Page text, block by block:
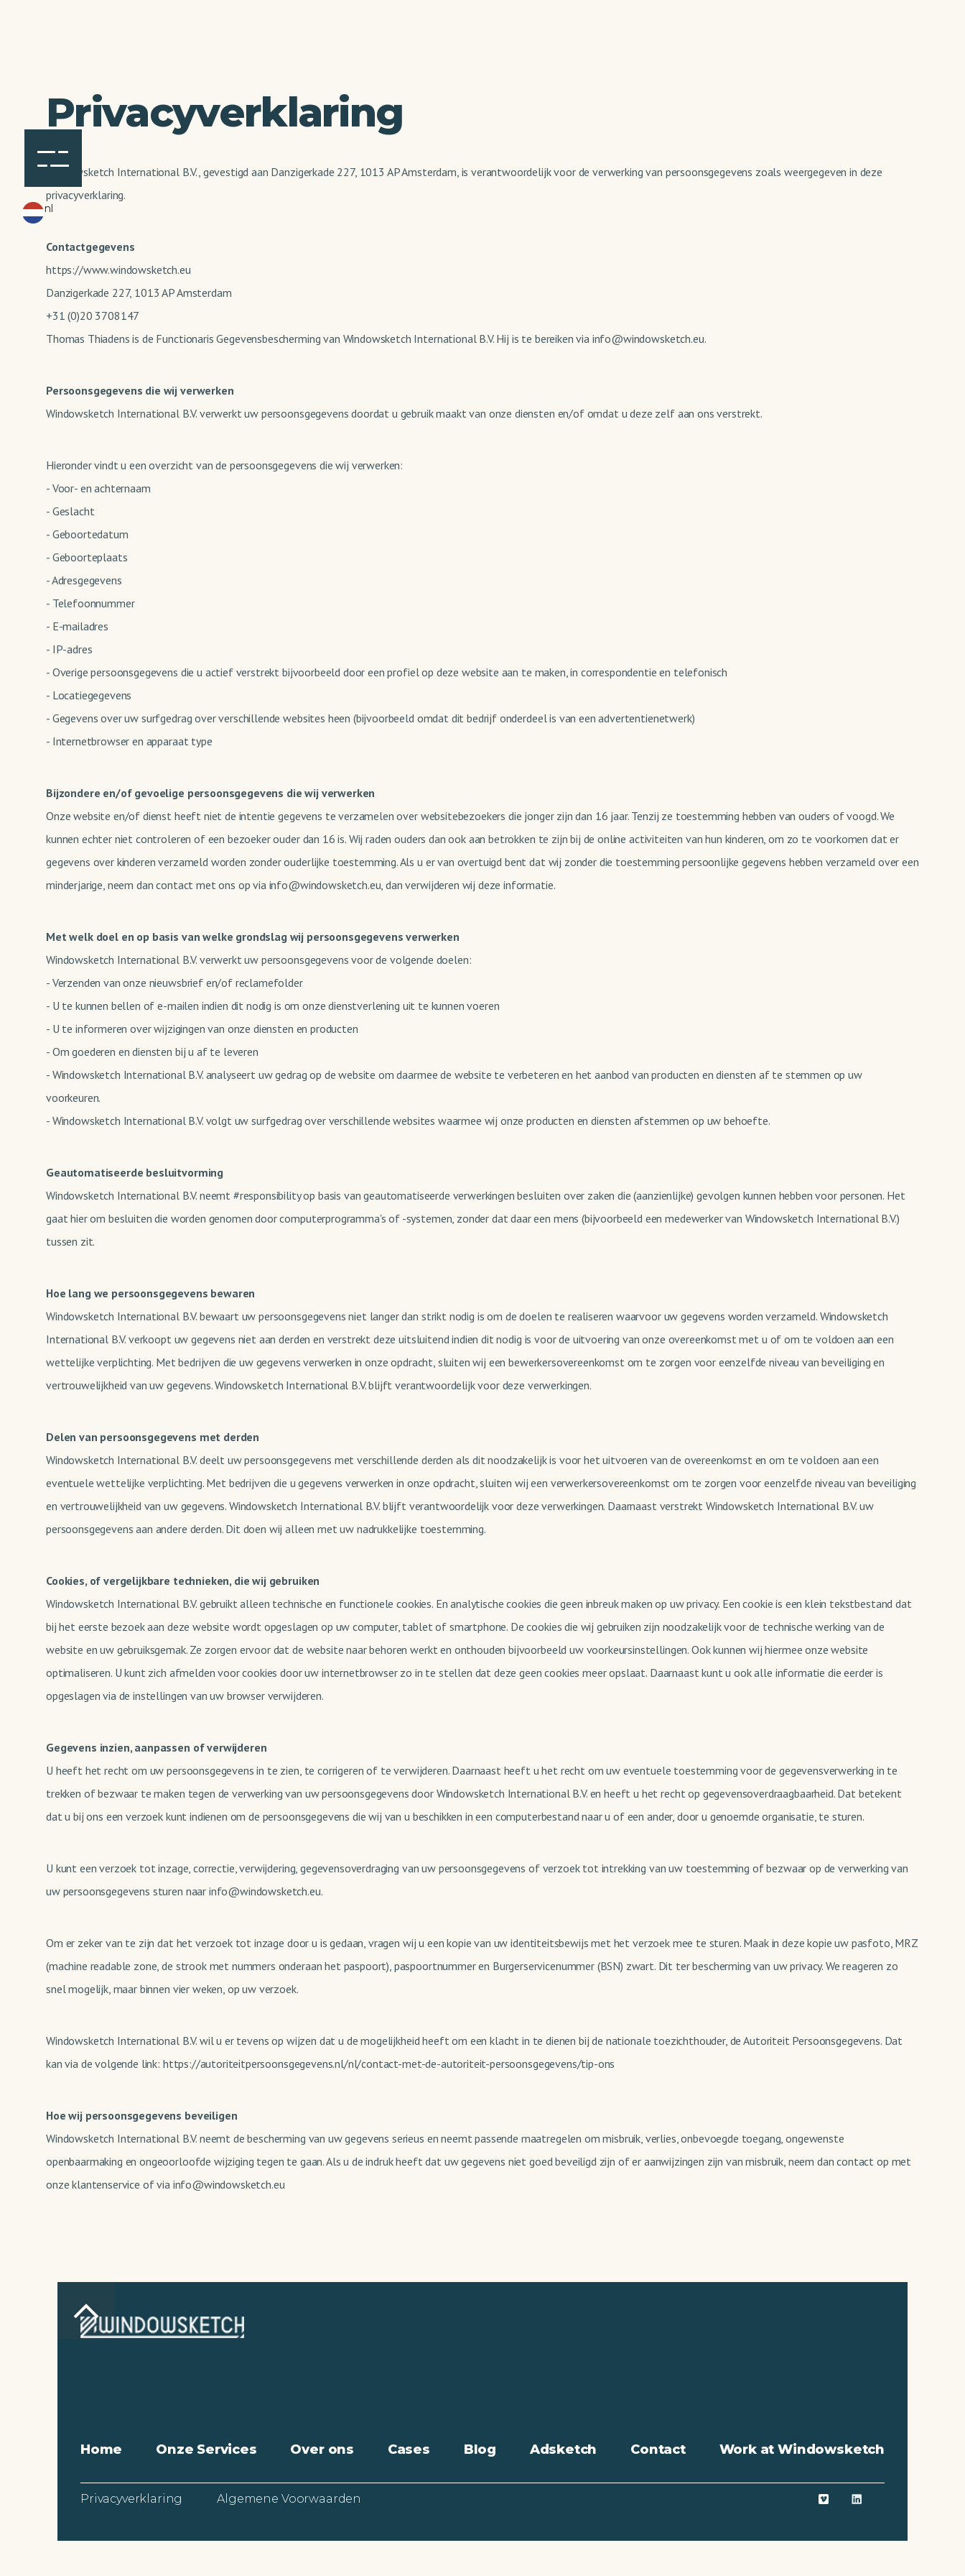
nl
Privacyverklaring
Windowsketch International B.V., gevestigd aan Danzigerkade 227, 1013 AP Amsterdam, is verantwoordelijk voor de verwerking van persoonsgegevens zoals weergegeven in deze
privacyverklaring.
Contactgegevens
https://www.windowsketch.eu
Danzigerkade 227, 1013 AP Amsterdam
+31 (0)20 3708147
Thomas Thiadens is de Functionaris Gegevensbescherming van Windowsketch International B.V. Hij is te bereiken via info@windowsketch.eu.
Persoonsgegevens die wij verwerken
Windowsketch International B.V. verwerkt uw persoonsgegevens doordat u gebruik maakt van onze diensten en/of omdat u deze zelf aan ons verstrekt.
Hieronder vindt u een overzicht van de persoonsgegevens die wij verwerken:
- Voor- en achternaam
- Geslacht
- Geboortedatum
- Geboorteplaats
- Adresgegevens
- Telefoonnummer
- E-mailadres
- IP-adres
- Overige persoonsgegevens die u actief verstrekt bijvoorbeeld door een profiel op deze website aan te maken, in correspondentie en telefonisch
- Locatiegegevens
- Gegevens over uw surfgedrag over verschillende websites heen (bijvoorbeeld omdat dit bedrijf onderdeel is van een advertentienetwerk)
- Internetbrowser en apparaat type
Bijzondere en/of gevoelige persoonsgegevens die wij verwerken
Onze website en/of dienst heeft niet de intentie gegevens te verzamelen over websitebezoekers die jonger zijn dan 16 jaar. Tenzij ze toestemming hebben van ouders of voogd. We
kunnen echter niet controleren of een bezoeker ouder dan 16 is. Wij raden ouders dan ook aan betrokken te zijn bij de online activiteiten van hun kinderen, om zo te voorkomen dat er
gegevens over kinderen verzameld worden zonder ouderlijke toestemming. Als u er van overtuigd bent dat wij zonder die toestemming persoonlijke gegevens hebben verzameld over een
minderjarige, neem dan contact met ons op via info@windowsketch.eu, dan verwijderen wij deze informatie.
Met welk doel en op basis van welke grondslag wij persoonsgegevens verwerken
Windowsketch International B.V. verwerkt uw persoonsgegevens voor de volgende doelen:
- Verzenden van onze nieuwsbrief en/of reclamefolder
- U te kunnen bellen of e-mailen indien dit nodig is om onze dienstverlening uit te kunnen voeren
- U te informeren over wijzigingen van onze diensten en producten
- Om goederen en diensten bij u af te leveren
- Windowsketch International B.V. analyseert uw gedrag op de website om daarmee de website te verbeteren en het aanbod van producten en diensten af te stemmen op uw
voorkeuren.
- Windowsketch International B.V. volgt uw surfgedrag over verschillende websites waarmee wij onze producten en diensten afstemmen op uw behoefte.
Geautomatiseerde besluitvorming
Windowsketch International B.V. neemt #responsibility op basis van geautomatiseerde verwerkingen besluiten over zaken die (aanzienlijke) gevolgen kunnen hebben voor personen. Het
gaat hier om besluiten die worden genomen door computerprogramma's of -systemen, zonder dat daar een mens (bijvoorbeeld een medewerker van Windowsketch International B.V.)
tussen zit.
Hoe lang we persoonsgegevens bewaren
Windowsketch International B.V. bewaart uw persoonsgegevens niet langer dan strikt nodig is om de doelen te realiseren waarvoor uw gegevens worden verzameld. Windowsketch
International B.V. verkoopt uw gegevens niet aan derden en verstrekt deze uitsluitend indien dit nodig is voor de uitvoering van onze overeenkomst met u of om te voldoen aan een
wettelijke verplichting. Met bedrijven die uw gegevens verwerken in onze opdracht, sluiten wij een bewerkersovereenkomst om te zorgen voor eenzelfde niveau van beveiliging en
vertrouwelijkheid van uw gegevens. Windowsketch International B.V. blijft verantwoordelijk voor deze verwerkingen.
Delen van persoonsgegevens met derden
Windowsketch International B.V. deelt uw persoonsgegevens met verschillende derden als dit noodzakelijk is voor het uitvoeren van de overeenkomst en om te voldoen aan een
eventuele wettelijke verplichting. Met bedrijven die u gegevens verwerken in onze opdracht, sluiten wij een verwerkersovereenkomst om te zorgen voor eenzelfde niveau van beveiliging
en vertrouwelijkheid van uw gegevens. Windowsketch International B.V. blijft verantwoordelijk voor deze verwerkingen. Daarnaast verstrekt Windowsketch International B.V. uw
persoonsgegevens aan andere derden. Dit doen wij alleen met uw nadrukkelijke toestemming.
Cookies, of vergelijkbare technieken, die wij gebruiken
Windowsketch International B.V. gebruikt alleen technische en functionele cookies. En analytische cookies die geen inbreuk maken op uw privacy. Een cookie is een klein tekstbestand dat
bij het eerste bezoek aan deze website wordt opgeslagen op uw computer, tablet of smartphone. De cookies die wij gebruiken zijn noodzakelijk voor de technische werking van de
website en uw gebruiksgemak. Ze zorgen ervoor dat de website naar behoren werkt en onthouden bijvoorbeeld uw voorkeursinstellingen. Ook kunnen wij hiermee onze website
optimaliseren. U kunt zich afmelden voor cookies door uw internetbrowser zo in te stellen dat deze geen cookies meer opslaat. Daarnaast kunt u ook alle informatie die eerder is
opgeslagen via de instellingen van uw browser verwijderen.
Gegevens inzien, aanpassen of verwijderen
U heeft het recht om uw persoonsgegevens in te zien, te corrigeren of te verwijderen. Daarnaast heeft u het recht om uw eventuele toestemming voor de gegevensverwerking in te
trekken of bezwaar te maken tegen de verwerking van uw persoonsgegevens door Windowsketch International B.V. en heeft u het recht op gegevensoverdraagbaarheid. Dat betekent
dat u bij ons een verzoek kunt indienen om de persoonsgegevens die wij van u beschikken in een computerbestand naar u of een ander, door u genoemde organisatie, te sturen.
U kunt een verzoek tot inzage, correctie, verwijdering, gegevensoverdraging van uw persoonsgegevens of verzoek tot intrekking van uw toestemming of bezwaar op de verwerking van
uw persoonsgegevens sturen naar info@windowsketch.eu.
Om er zeker van te zijn dat het verzoek tot inzage door u is gedaan, vragen wij u een kopie van uw identiteitsbewijs met het verzoek mee te sturen. Maak in deze kopie uw pasfoto, MRZ
(machine readable zone, de strook met nummers onderaan het paspoort), paspoortnummer en Burgerservicenummer (BSN) zwart. Dit ter bescherming van uw privacy. We reageren zo
snel mogelijk, maar binnen vier weken, op uw verzoek.
Windowsketch International B.V. wil u er tevens op wijzen dat u de mogelijkheid heeft om een klacht in te dienen bij de nationale toezichthouder, de Autoriteit Persoonsgegevens. Dat
kan via de volgende link: https://autoriteitpersoonsgegevens.nl/nl/contact-met-de-autoriteit-persoonsgegevens/tip-ons
Hoe wij persoonsgegevens beveiligen
Windowsketch International B.V. neemt de bescherming van uw gegevens serieus en neemt passende maatregelen om misbruik, verlies, onbevoegde toegang, ongewenste
openbaarmaking en ongeoorloofde wijziging tegen te gaan. Als u de indruk heeft dat uw gegevens niet goed beveiligd zijn of er aanwijzingen zijn van misbruik, neem dan contact op met
onze klantenservice of via info@windowsketch.eu
Home Onze Services Over ons Cases Blog Adsketch Contact Work at Windowsketch
Privacyverklaring Algemene Voorwaarden